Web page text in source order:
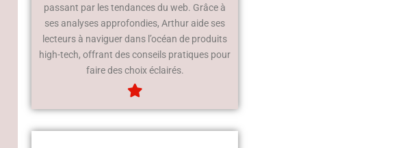
passant par les tendances du web. Grâce à
ses analyses approfondies, Arthur aide ses
lecteurs à naviguer dans l’océan de produits
high-tech, offrant des conseils pratiques pour
faire des choix éclairés.